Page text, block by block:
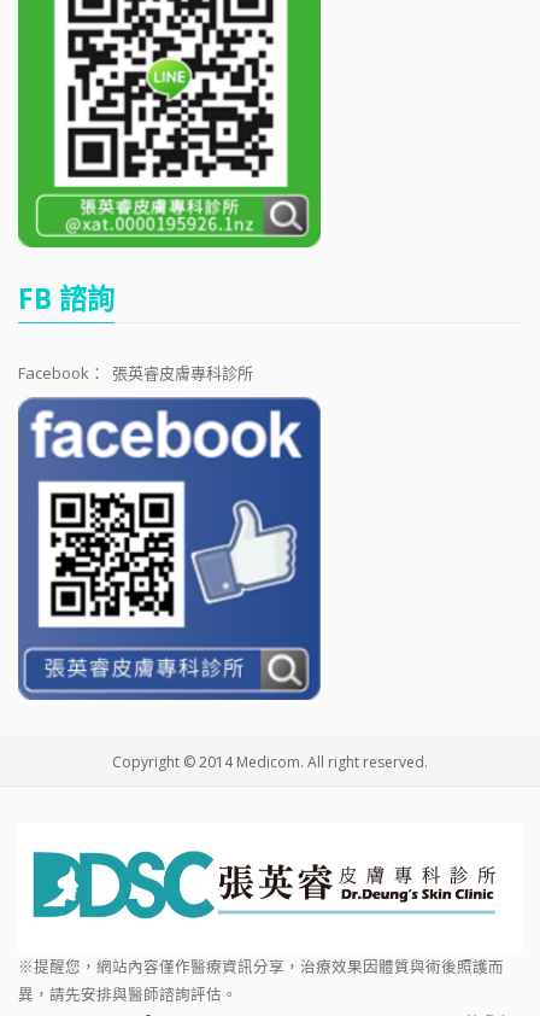
FB 諮詢
Facebook： 張英睿皮膚專科診所
Copyright © 2014 Medicom. All right reserved.
※提醒您，網站內容僅作醫療資訊分享，治療效果因體質與術後照護而
異，請先安排與醫師諮詢評估。